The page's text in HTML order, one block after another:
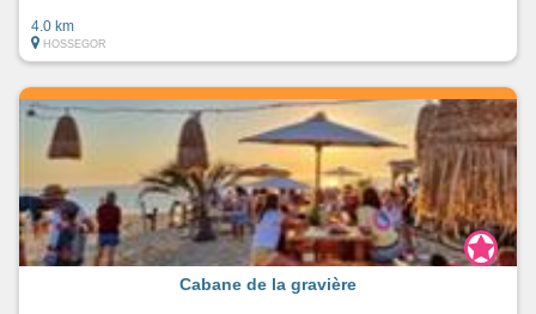
4.0 km
HOSSEGOR
Cabane de la gravière